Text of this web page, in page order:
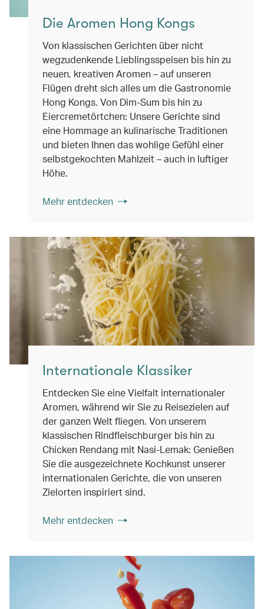
Die Aromen Hong Kongs
Von klassischen Gerichten über nicht
wegzudenkende Lieblingsspeisen bis hin zu
neuen, kreativen Aromen – auf unseren
Flügen dreht sich alles um die Gastronomie
Hong Kongs. Von Dim-Sum bis hin zu
Eiercremetörtchen: Unsere Gerichte sind
eine Hommage an kulinarische Traditionen
und bieten Ihnen das wohlige Gefühl einer
selbstgekochten Mahlzeit – auch in luftiger
Höhe.
Mehr entdecken
Internationale Klassiker
Entdecken Sie eine Vielfalt internationaler
Aromen, während wir Sie zu Reisezielen auf
der ganzen Welt fliegen. Von unserem
klassischen Rindfleischburger bis hin zu
Chicken Rendang mit Nasi-Lemak: Genießen
Sie die ausgezeichnete Kochkunst unserer
internationalen Gerichte, die von unseren
Zielorten inspiriert sind.
Mehr entdecken